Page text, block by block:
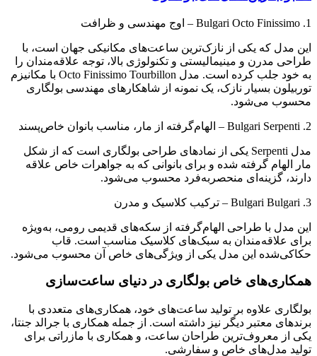
1. Bulgari Octo Finissimo – اوج مهندسی و ظرافت
این مدل که یکی از نازک‌ترین ساعت‌های مکانیکی جهان است، با
طراحی مدرن و مینیمالیستی و تکنولوژی بالا، توجه علاقه‌مندان را
به خود جلب کرده است. مدل Octo Finissimo Tourbillon با مکانیزم
توربیلون بسیار نازک، یک نمونه از شاهکارهای مهندسی بولگاری
محسوب می‌شود.
2. Bulgari Serpenti – الهام‌گرفته از مار، مناسب بانوان خاص‌پسند
مدل Serpenti یکی از نمادهای طراحی بولگاری است که از شکل
مار الهام گرفته شده و برای بانوانی که به جواهرات خاص علاقه
دارند، گزینه‌ای منحصربه‌فرد محسوب می‌شود.
3. Bulgari Bulgari – ترکیب کلاسیک و مدرن
این مدل با طراحی الهام‌گرفته از سکه‌های قدیمی رومی، به‌ویژه
برای علاقه‌مندان به سبک‌های کلاسیک مناسب است. قاب
حکاکی‌شده این مدل یکی از ویژگی‌های خاص آن محسوب می‌شود.
همکاری‌های خاص بولگاری در دنیای ساعت‌سازی
بولگاری علاوه بر تولید ساعت‌های خود، همکاری‌های متعددی با
برندهای معتبر دیگر نیز داشته است. از جمله همکاری با جرالد جنتا،
یکی از معروف‌ترین طراحان ساعت، و همکاری با مازراتی برای
تولید مدل‌های خاص و سفارشی.